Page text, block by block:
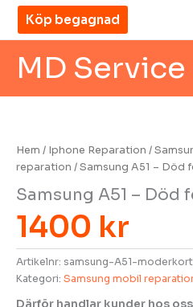
Hoppa
innehåll
Köp begagnad
MD Service
Hem / Iphone Reparation /
reparation / Samsung A51 – Död
Samsung A51 –
1400 kr
Artikelnr: samsung-A51-
Kategori: Samsung mobil
Därför handlar kunder hos oss